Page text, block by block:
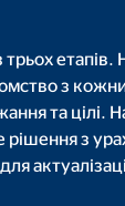
з
та цілі.
з
медіа, то